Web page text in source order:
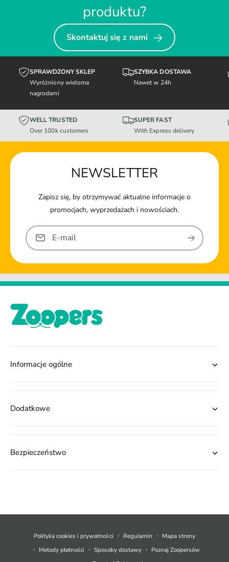
produktu?
Skontaktuj się z nami
SPRAWDZONY SKLEP
Wyróżniony wieloma
nagrodami
SZYBKA DOSTAWA
Nawet w 24h
WELL TRUSTED
Over 100k customers
SUPER FAST
With Express delivery
NEWSLETTER
Zapisz się, by otrzymywać aktualne informacje o
promocjach, wyprzedażach i nowościach.
E-mail
Informacje ogólne
Dodatkowe
Bezpieczeństwo
e
Polityka cookies i prywatności Regulamin
Mapa strony
Metody płatności
Sposoby dostawy
Poznaj Zoopersów